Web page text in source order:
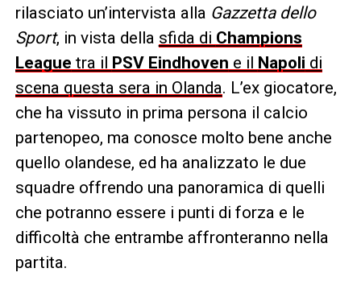
rilasciato un’intervista alla Gazzetta dello
Sport, in vista della sfida di Champions
League tra il PSV Eindhoven e il Napoli di
scena questa sera in Olanda. L’ex giocatore,
che ha vissuto in prima persona il calcio
partenopeo, ma conosce molto bene anche
quello olandese, ed ha analizzato le due
squadre offrendo una panoramica di quelli
che potranno essere i punti di forza e le
difficoltà che entrambe affronteranno nella
partita.